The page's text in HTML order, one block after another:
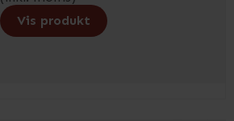
Vis produkt